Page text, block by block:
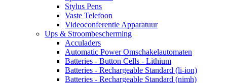
Stylus Pens
Vaste Telefoon
Videoconferentie Apparatuur
Ups & Stroombescherming
Acculaders
Automatic Power Omschakelautomaten
Batteries - Button Cells - Lithium
Batteries - Rechargeable Standard (li-ion)
Batteries - Rechargeable Standard (nimh)